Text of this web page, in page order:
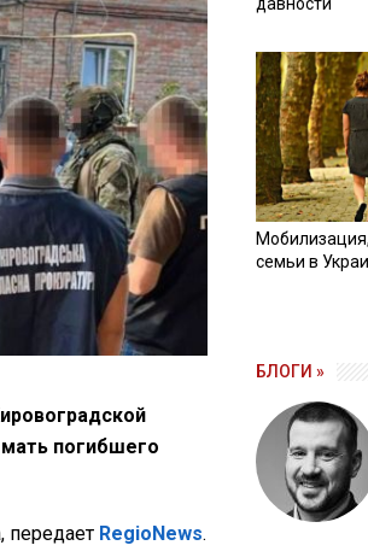
погибшего
передает RegioNews.
семьи в
БЛОГИ »